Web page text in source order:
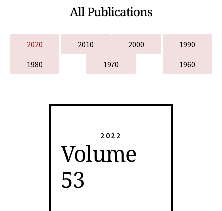
All Publications
2020 2010 2000
1990
1980
1970 1960
2022
Volume
53